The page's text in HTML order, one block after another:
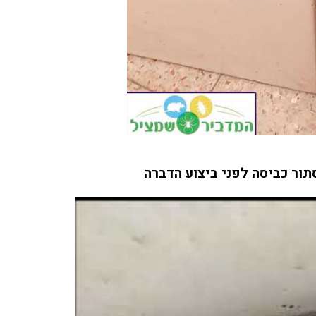
חברים שלנו, הגיע המדביר
מטעמכם בדק וראה שיש
לעשות טיפול רק בחדר
הוגן, יושרה, אין לי ספק
וכאשר אצטרך מדביר
כביסה לפני ביצוע הדברה